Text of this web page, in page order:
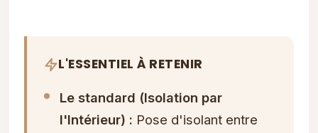
L'ESSENTIEL À RETENIR
Le standard (Isolation par
l'Intérieur) : Pose d'isolant entre